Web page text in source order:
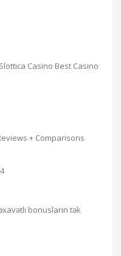
Casino Best Casino
+ Comparisons
bonusların tək